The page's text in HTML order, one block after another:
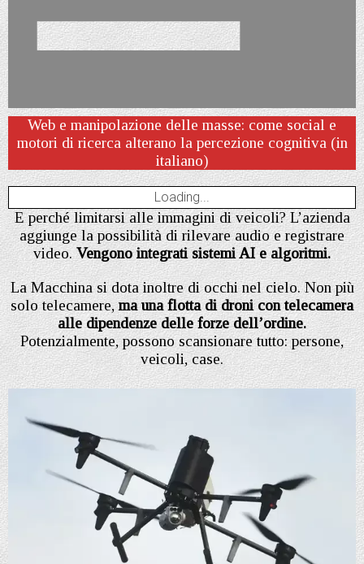
Web e manipolazione delle masse: come social e
motori di ricerca alterano la percezione cognitiva (in
italiano)
Loading...
E perché limitarsi alle immagini di veicoli? L’azienda
aggiunge la possibilità di rilevare audio e registrare
video. Vengono integrati sistemi AI e algoritmi.
La Macchina si dota inoltre di occhi nel cielo. Non più
solo telecamere,ma una flotta di droni con telecamera
alle dipendenze delle forze dell’ordine.
Potenzialmente, possono scansionare tutto: persone,
veicoli, case.